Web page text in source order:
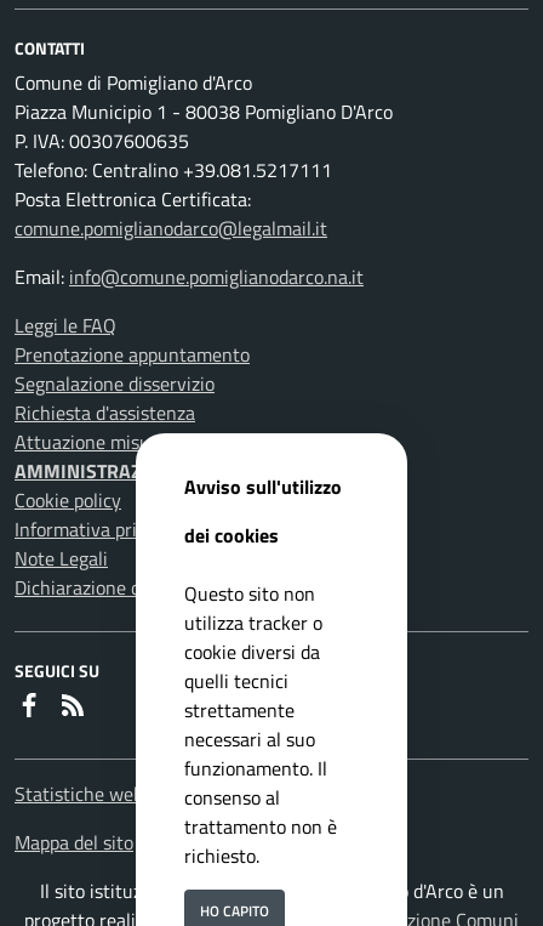
CONTATTI
Comune di Pomigliano d'Arco
Piazza Municipio 1 - 80038 Pomigliano D'Arco
P. IVA: 00307600635
Telefono: Centralino +39.081.5217111
Posta Elettronica Certificata:
comune.pomiglianodarco@legalmail.it
Email: info@comune.pomiglianodarco.na.it
Leggi le FAQ
Prenotazione appuntamento
Segnalazione disservizio
Richiesta d'assistenza
Attuazione misure PNRR
AMMINISTRAZIONE TRASPARENTE
Cookie policy
Informativa privacy
Note Legali
Dichiarazione di accessibilità
SEGUICI SU
Faceboook
Statistiche web
Mappa del sito
Il sito istituzionale del Comune di Pomigliano d'Arco è un
progetto realizzato daISWEB S.p.A. Soluzione Comuni
Avviso sull'utilizzo
dei cookies
Questo sito non
utilizza tracker o
cookie diversi da
quelli tecnici
strettamente
necessari al suo
funzionamento. Il
consenso al
trattamento non è
richiesto.
HO CAPITO